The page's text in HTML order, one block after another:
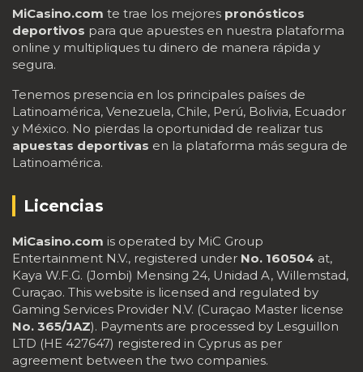
MiCasino.com te trae los mejores pronósticos
deportivos para que apuestes en nuestra plataforma
online y multipliques tu dinero de manera rápida y
segura.
Tenemos presencia en los principales países de
Latinoamérica, Venezuela, Chile, Perú, Bolivia, Ecuador
y México. No pierdas la oportunidad de realizar tus
apuestas deportivas en la plataforma más segura de
Latinoamérica.
Licencias
MiCasino.com is operated by MiC Group
Entertainment N.V., registered under No. 160504 at,
Kaya W.F.G. (Jombi) Mensing 24, Unidad A, Willemstad,
Curaçao. This website is licensed and regulated by
Gaming Services Provider N.V. (Curaçao Master license
No. 365/JAZ). Payments are processed by Lesguillon
LTD (HE 427647) registered in Cyprus as per
agreement between the two companies.